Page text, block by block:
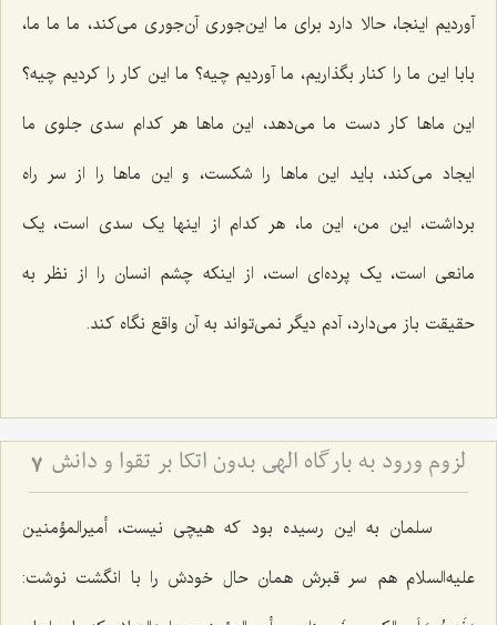
آوردیم اینجا، حالا دارد برای ما این‌جوری آن‌جوری می‌کند، ما ما ما،
بابا این ما را کنار بگذاریم، ما آوردیم چیه؟ ما این کار را کردیم چیه؟
این ماها کار دست ما می‌دهد، این ماها هر کدام سدی جلوی ما
ایجاد می‌کند، باید این ماها را شکست، و این ماها را از سر راه
برداشت، این من، این ما، هر کدام از اینها یک سدی است، یک
مانعی است، یک پرده‌ای است، از اینکه چشم انسان را از نظر به
حقیقت باز می‌دارد، آدم دیگر نمی‌تواند به آن واقع نگاه کند.
لزوم ورود به بارگاه الهی بدون اتکا بر تقوا و دانش 7
سلمان به این رسیده بود که هیچی نیست، أمیرالمؤمنین
علیه‌السلام هم سر قبرش همان حال خودش را با انگشت نوشت: